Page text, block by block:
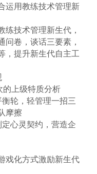
用教练技术管理新
技术管理新生代，
卷，谈话三要素，
，提升新生代自主工
的上级特质分析
轮，轻管理一招三
摩擦
心灵契约，营造企
化方式激励新生代